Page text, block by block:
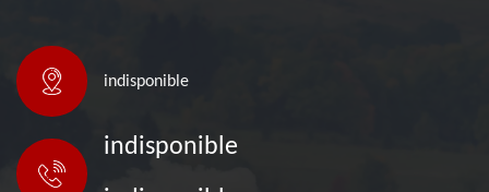
indisponible
indisponible